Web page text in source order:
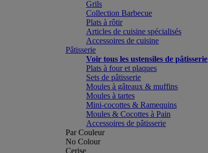
Grils
Collection Barbecue
Plats à rôtir
Articles de cuisine spécialisés
Accessoires de cuisine
Pâtisserie
Voir tous les ustensiles de pâtisserie
Plats à four et plaques
Sets de pâtisserie
Moules à gâteaux & muffins
Moules à tartes
Mini-cocottes & Ramequins
Moules & Cocottes à Pain
Accessoires de pâtisserie
Par Couleur
No Colour
Cerise